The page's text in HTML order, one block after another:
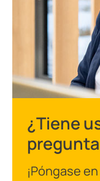
¿Tiene
¡Póngase